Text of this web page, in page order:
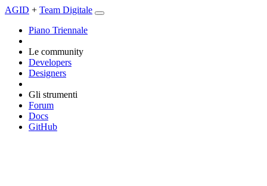
AGID + Team Digitale
Piano Triennale
Le community
Developers
Designers
Gli strumenti
Forum
Docs
GitHub